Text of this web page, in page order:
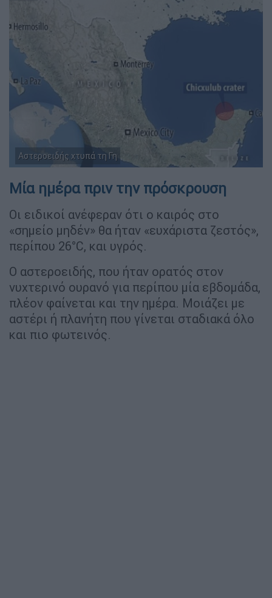
Αστεροειδής χτυπά τη Γη
Μία ημέρα πριν την πρόσκρουση
Οι ειδικοί ανέφεραν ότι ο καιρός στο
«σημείο μηδέν» θα ήταν «ευχάριστα ζεστός»,
περίπου 26°C, και υγρός.
Ο αστεροειδής, που ήταν ορατός στον
νυχτερινό ουρανό για περίπου μία εβδομάδα,
πλέον φαίνεται και την ημέρα. Μοιάζει με
αστέρι ή πλανήτη που γίνεται σταδιακά όλο
και πιο φωτεινός.